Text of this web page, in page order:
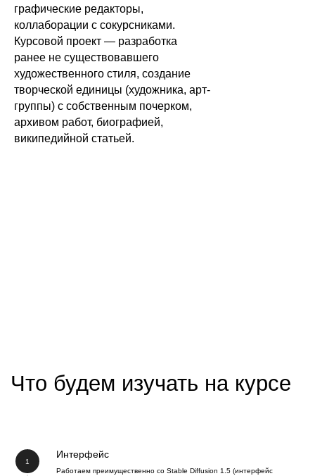
графические редакторы,
коллаборации с сокурсниками.
Курсовой проект — разработка
ранее не существовавшего
художественного стиля, создание
творческой единицы (художника, арт-
группы) с собственным почерком,
архивом работ, биографией,
википедийной статьей.
Интерфейс
Работаем преимущественно со Stable Diffusion 1.5 (интерфейс